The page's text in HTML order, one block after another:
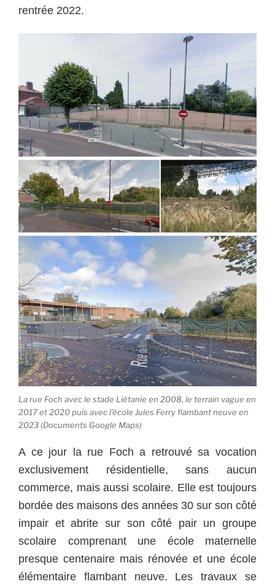
rentrée 2022.
La rue Foch avec le stade Liétanie en 2008, le terrain vague en
2017 et 2020 puis avec l’école Jules Ferry flambant neuve en
2023 (Documents Google Maps)
A ce jour la rue Foch a retrouvé sa vocation
exclusivement résidentielle, sans aucun
commerce, mais aussi scolaire. Elle est toujours
bordée des maisons des années 30 sur son côté
impair et abrite sur son côté pair un groupe
scolaire comprenant une école maternelle
presque centenaire mais rénovée et une école
élémentaire flambant neuve. Les travaux se